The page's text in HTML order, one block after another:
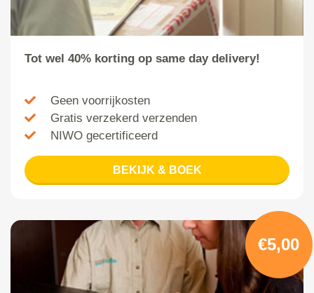
Tot wel 40% korting op same day delivery!
Geen voorrijkosten
Gratis verzekerd verzenden
NIWO gecertificeerd
BEKIJK & BOEK
€5,00